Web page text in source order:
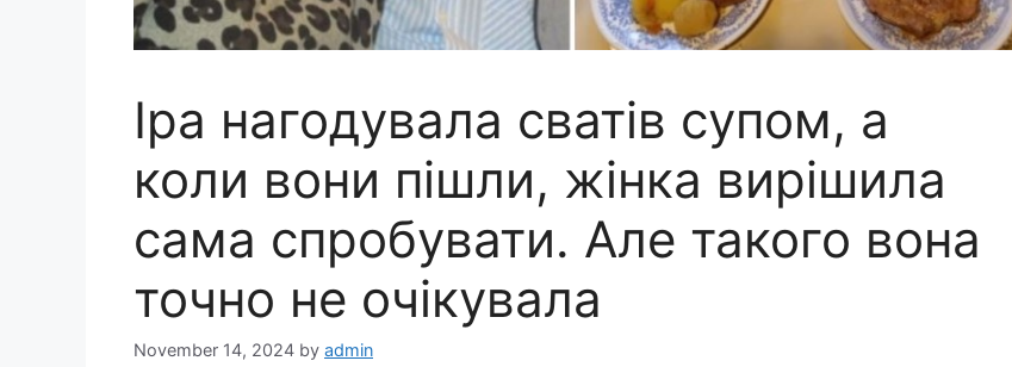
Іра нагодувала сватів супом, а
коли вони пішли, жінка вирішила
сама спробувати. Але такого вона
точно не очікувала
November 14, 2024 by admin